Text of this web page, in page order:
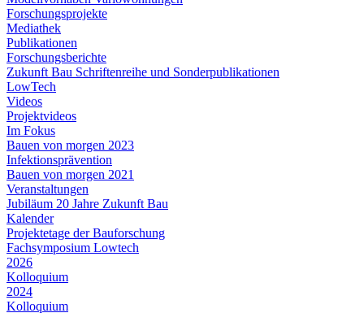
Forschungsprojekte
Mediathek
Publikationen
Forschungsberichte
Zukunft Bau Schriftenreihe und Sonderpublikationen
LowTech
Videos
Projektvideos
Im Fokus
Bauen von morgen 2023
Infektionsprävention
Bauen von morgen 2021
Veranstaltungen
Jubiläum 20 Jahre Zukunft Bau
Kalender
Projektetage der Bauforschung
Fachsymposium Lowtech
2026
Kolloquium
2024
Kolloquium